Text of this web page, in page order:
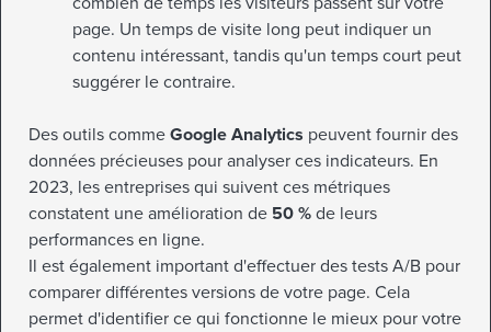
page. Un temps de visite long peut indiquer un
contenu intéressant, tandis qu'un temps court peut
suggérer le contraire.
Des outils comme Google Analytics peuvent fournir des
données précieuses pour analyser ces indicateurs. En
2023, les entreprises qui suivent ces métriques
constatent une amélioration de 50 % de leurs
performances en ligne.
Il est également important d'effectuer des tests A/B pour
comparer différentes versions de votre page. Cela
permet d'identifier ce qui fonctionne le mieux pour votre